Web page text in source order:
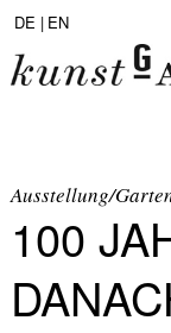
DE | EN
Ausstellung/
100